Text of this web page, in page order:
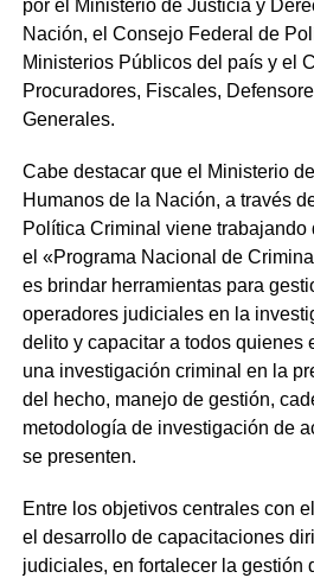
por el Ministerio de Justicia y
Nación, el Consejo Federal de
Ministerios Públicos del país y el
Procuradores, Fiscales,
Generales.
Cabe destacar que el Ministerio
Humanos de la Nación, a través
Política Criminal viene trabajando
el «Programa Nacional de
es brindar herramientas para
operadores judiciales en la
delito y capacitar a todos quienes
una investigación criminal en la
del hecho, manejo de gestión,
metodología de investigación de
se presenten.
Entre los objetivos centrales con
el desarrollo de capacitaciones
judiciales, en fortalecer la gestión